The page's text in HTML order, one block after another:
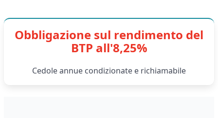
Obbligazione sul rendimento del
BTP all'8,25%
Cedole annue condizionate e richiamabile